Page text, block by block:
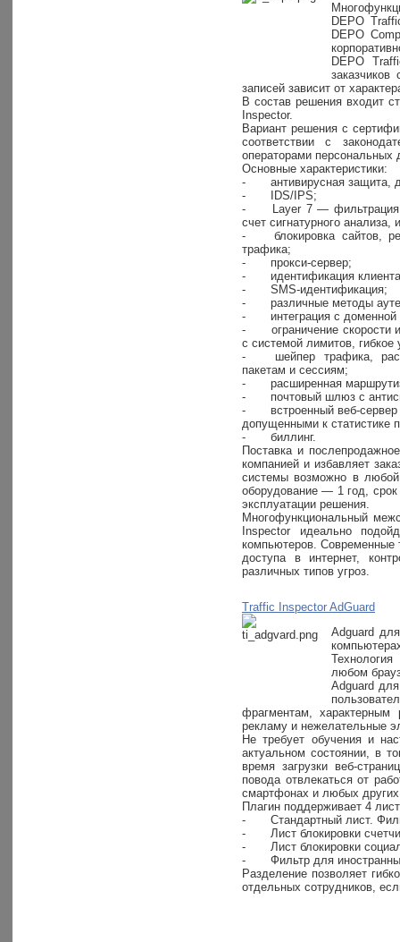
DEPO
DEPO
DEPO
записей зависит от
В состав решения входит
Inspector.
Вариант решения с
соответствии с
операторами
Основные характеристики:
-
антивирусная защита,
-
IDS/IPS;
-
Layer 7 — фильтрация
счет сигнатурного
-
блокировка сайтов,
трафика;
-
прокси-сервер;
-
идентификация
-
SMS-идентификация;
-
различные методы
-
интеграция с
-
ограничение скорости
с системой лимитов,
-
шейпер трафика,
пакетам и сессиям;
-
расширенная
-
почтовый шлюз с
-
встроенный веб-
допущенными к статистике
-
биллинг.
Поставка и
компанией и избавляет
системы возможно в любой
оборудование — 1 год,
эксплуатации решения.
Многофункциональный
Inspector идеально
компьютеров. Современные
доступа в интернет,
различных типов угроз.
Traffic Inspector AdGuard
Adguard
любом
Adguard
фрагментам, характерным
рекламу и нежелательные
Не требует обучения и
актуальном состоянии, в
время загрузки веб-
повода отвлекаться от
смартфонах и любых других
Плагин поддерживает 4
-
Стандартный лист.
-
Лист блокировки
-
Лист блокировки
-
Фильтр для
Разделение позволяет
отдельных сотрудников,